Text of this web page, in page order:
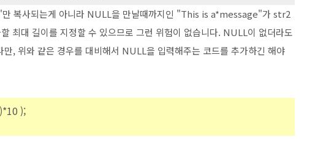
복사되는게 아니라 NULL을 만날때까지인 "This is a*message"가 str2
최대 길이를 지정할 수 있으므로 그런 위험이 없습니다. NULL이 없더라도
, 위와 같은 경우를 대비해서 NULL을 입력해주는 코드를 추가하긴 해야
);